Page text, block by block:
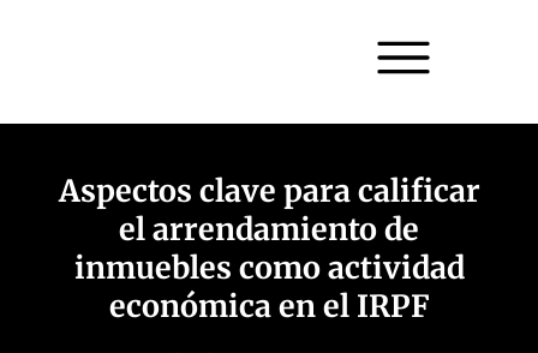
Aspectos clave para calificar
el arrendamiento de
inmuebles como actividad
económica en el IRPF